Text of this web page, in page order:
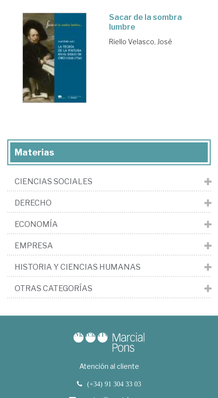
Sacar de la sombra
lumbre
Riello Velasco, José
Materias
CIENCIAS SOCIALES
DERECHO
ECONOMÍA
EMPRESA
HISTORIA Y CIENCIAS HUMANAS
OTRAS CATEGORÍAS
Atención al cliente
(+34) 91 304 33 03